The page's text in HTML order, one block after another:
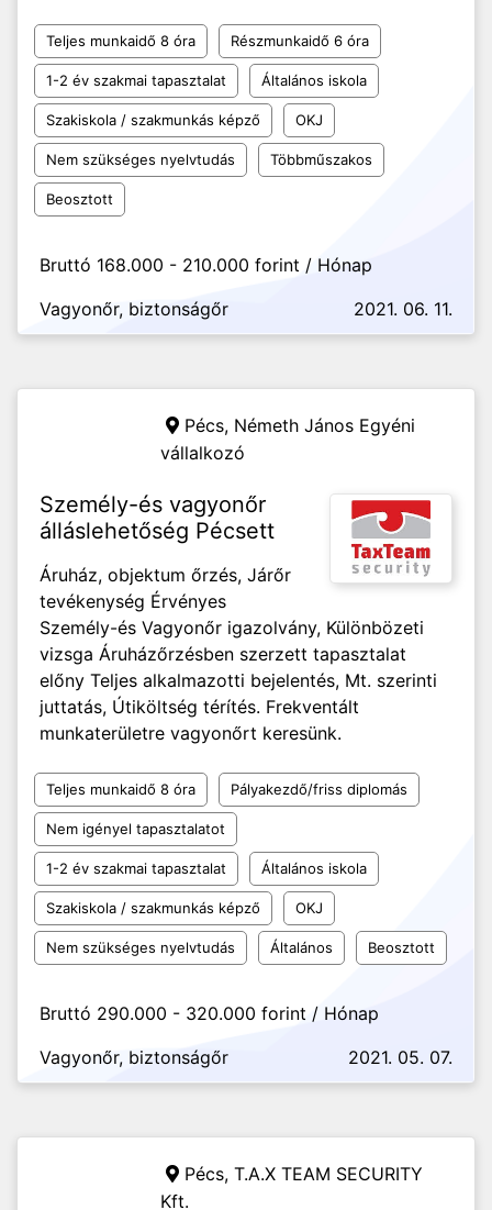
Teljes munkaidő 8 óra Részmunkaidő 6 óra
1-2 év szakmai tapasztalat Általános iskola
Szakiskola / szakmunkás képző OKJ
Nem szükséges nyelvtudás Többműszakos
Beosztott
Bruttó 168.000 - 210.000 forint / Hónap
Vagyonőr, biztonságőr
2021. 06. 11.
Pécs, Németh János Egyéni
vállalkozó
Személy-és vagyonőr
álláslehetőség Pécsett
Áruház, objektum őrzés, Járőr
tevékenység Érvényes
Személy-és Vagyonőr igazolvány, Különbözeti
vizsga Áruházőrzésben szerzett tapasztalat
előny Teljes alkalmazotti bejelentés, Mt. szerinti
juttatás, Útiköltség térítés. Frekventált
munkaterületre vagyonőrt keresünk.
Teljes munkaidő 8 óra Pályakezdő/friss diplomás
Nem igényel tapasztalatot
1-2 év szakmai tapasztalat Általános iskola
Szakiskola / szakmunkás képző OKJ
Nem szükséges nyelvtudás Általános Beosztott
Bruttó 290.000 - 320.000 forint / Hónap
Vagyonőr, biztonságőr
2021. 05. 07.
Pécs, T.A.X TEAM SECURITY
Kft.